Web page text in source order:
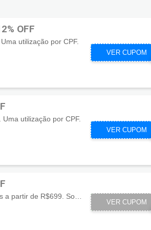
OFF
utilização por CPF.
VER CUPOM
utilização por CPF.
VER CUPOM
VER CUPOM